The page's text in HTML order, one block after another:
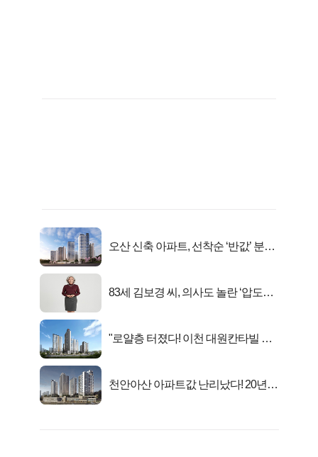
오산 신축 아파트, 선착순 ‘반값’ 분양
83세 김보경 씨, 의사도 놀란 ‘압도적
"로얄층 터졌다! 이천 대원칸타빌 잔
천안아산 아파트값 난리났다! 20년